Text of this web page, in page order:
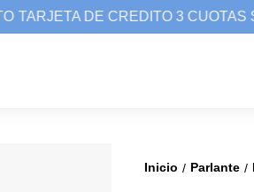
TARJETA DE CREDITO 3 CUOTAS
Inicio / Parlante /